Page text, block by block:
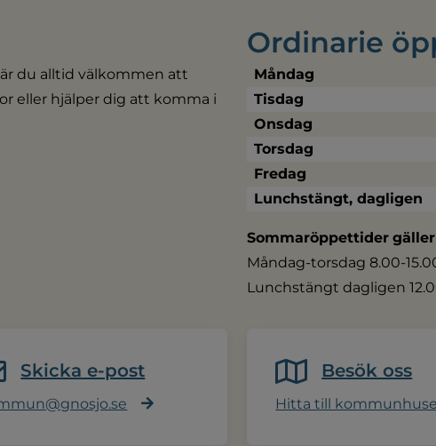
du alltid välkommen att
eller hjälper dig att komma i
Ordinarie
Måndag
Tisdag
Onsdag
Torsdag
Fredag
Lunchstängt, dagligen
Sommaröppettider
Måndag-torsdag 8.00-
Lunchstängt dagligen
Skicka e-post Besök oss
Hitta till